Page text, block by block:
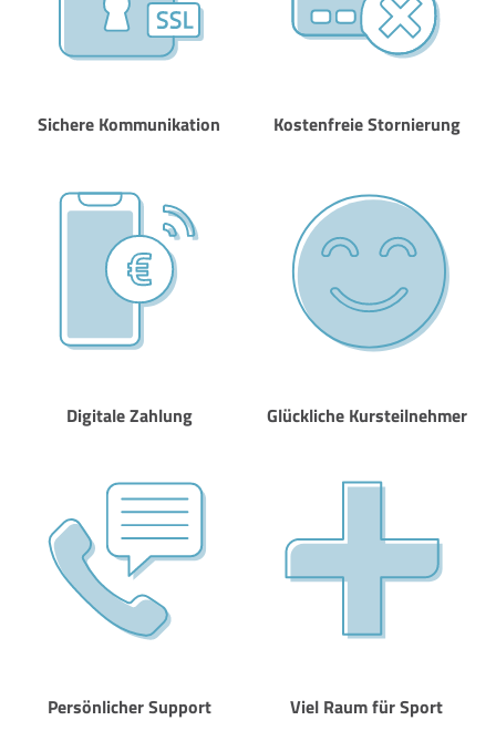
Sichere Kommunikation Kostenfreie Stornierung
Digitale Zahlung Glückliche Kursteilnehmer
Persönlicher Support Viel Raum für Sport